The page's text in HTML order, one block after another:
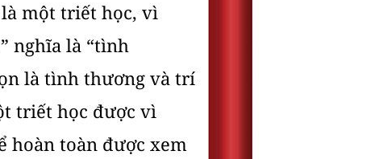
một triết học, vì
nghĩa là “tình
là tình thương và trí
triết học được vì
hoàn toàn được xem